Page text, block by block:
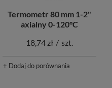
Termometr 80 mm 1-2"
axialny 0-120°C
18,74 zł / szt.
+ Dodaj do porównania